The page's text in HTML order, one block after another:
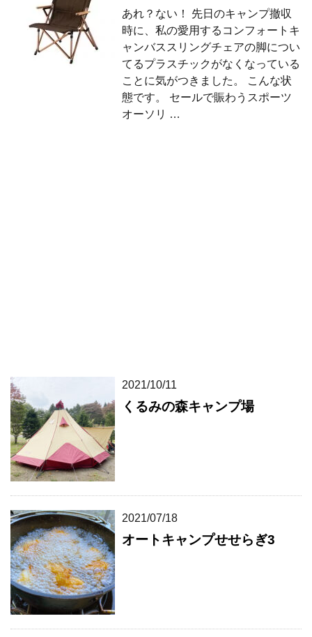
あれ？ない！ 先日のキャンプ撤収
時に、私の愛用するコンフォートキ
ャンバススリングチェアの脚につい
てるプラスチックがなくなっている
ことに気がつきました。 こんな状
態です。 セールで賑わうスポーツ
オーソリ …
2021/10/11
くるみの森キャンプ場
2021/07/18
オートキャンプせせらぎ3